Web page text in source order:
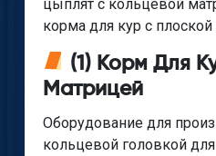
цыплят с кольцевой
корма для кур с
(1) Корм Для
Матрицей
Оборудование для
кольцевой головкой